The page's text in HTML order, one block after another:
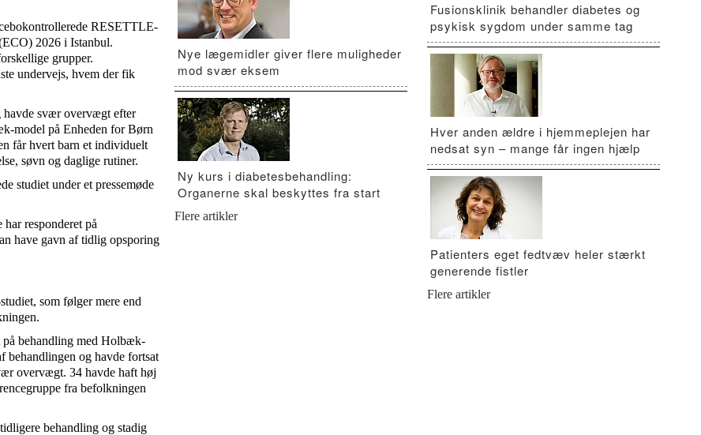
RESETTLE-
2026 i Istanbul.
grupper.
undervejs, hvem der fik
havde svær overvægt efter
model på Enheden for Børn
får hvert barn et individuelt
søvn og daglige rutiner.
studiet under et pressemøde
responderet på
have gavn af tidlig opsporing
som følger mere end
på behandling med Holbæk-
behandlingen og havde fortsat
overvægt. 34 havde haft høj
fra befolkningen
behandling og stadig
Nye lægemidler giver flere muligheder
mod svær eksem
Ny kurs i diabetesbehandling:
Organerne skal beskyttes fra start
Flere artikler
Fusionsklinik behandler diabetes og
psykisk sygdom under samme tag
Hver anden ældre i hjemmeplejen har
nedsat syn – mange får ingen hjælp
Patienters eget fedtvæv heler stærkt
generende fistler
Flere artikler